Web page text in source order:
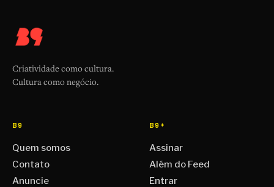
Criatividade como cultura.
Cultura como negócio.
B9
Quem somos
Contato
Anuncie
B9+
Assinar
Além do Feed
Entrar